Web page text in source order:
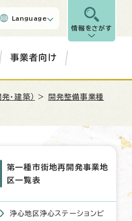
Language
情報をさがす
事業者向け
・建築） >
開発整備事業種
第一種市街地再開発事業地
区一覧表
浄心地区浄心ステーションビ